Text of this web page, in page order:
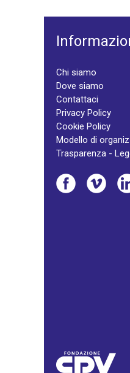
Chi siamo
Dove siamo
Contattaci
Privacy Policy
Cookie Policy
Modello di
Trasparenza -